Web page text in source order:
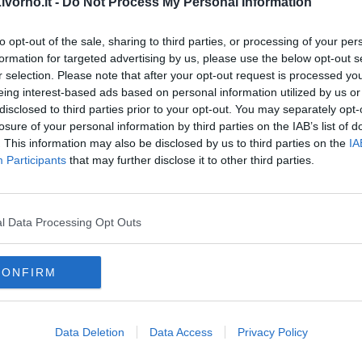
opt-out of the sale, sharing to third parties, or processing of your
for targeted advertising by us, please use the below opt-out
selection. Please note that after your opt-out request is processed
interest-based ads based on personal information utilized by us
to third parties prior to your opt-out. You may separately
of your personal information by third parties on the IAB’s list of
This information may also be disclosed by us to third parties on the
Participants that may further disclose it to other third parties.
Data Processing Opt Outs
Data Deletion Data Access Privacy Policy
iscriviti allaNewsletter QUInews - ToscanaMedia.
nella tua casella di posta.
una moka
toscana
umbria